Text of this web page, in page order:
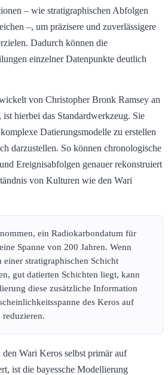
– wie stratigraphischen Abfolgen
–, um präzisere und zuverlässigere
Dadurch können die
einzelner Datenpunkte deutlich
von Christopher Bronk Ramsey an
hierbei das Standardwerkzeug. Sie
Datierungsmodelle zu erstellen
darzustellen. So können chronologische
Ereignisabfolgen genauer rekonstruiert
von Kulturen wie den Wari
ein Radiokarbondatum für
Spanne von 200 Jahren. Wenn
einer stratigraphischen Schicht
gut datierten Schichten liegt, kann
diese zusätzliche Information
des Keros auf
Wari Keros selbst primär auf
ist die bayessche Modellierung